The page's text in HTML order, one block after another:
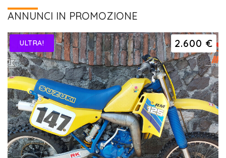
ANNUNCI IN PROMOZIONE
2.600 €
ULTRA!